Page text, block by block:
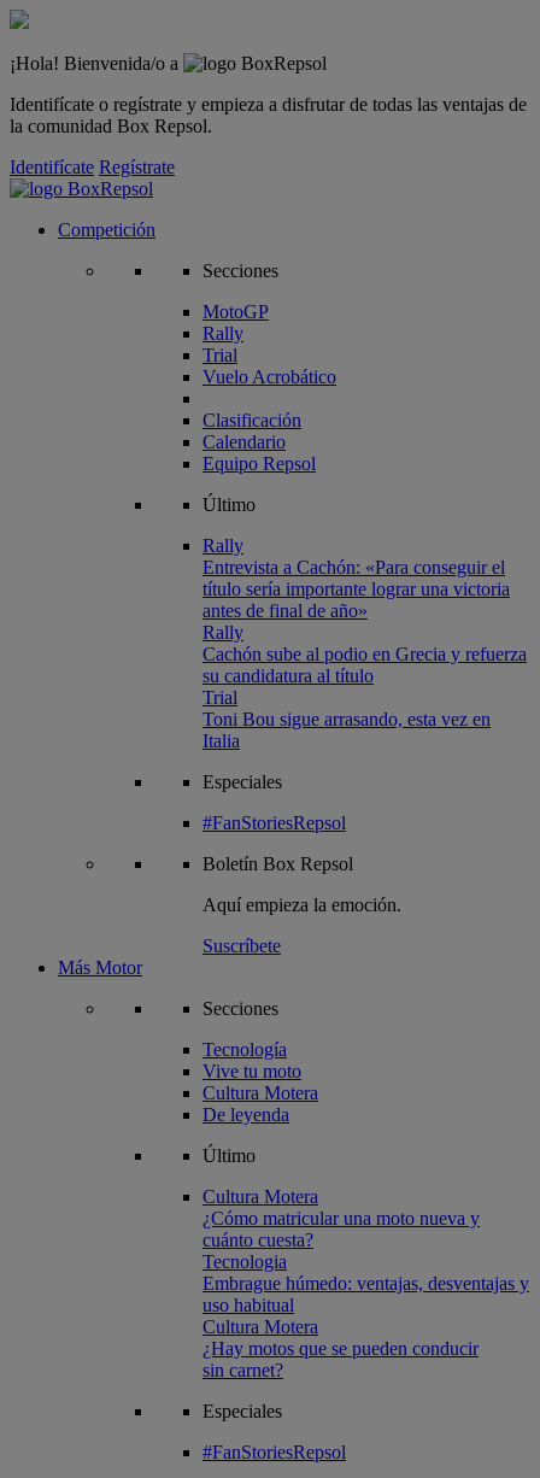
¡Hola! Bienvenida/o a
Identifícate o regístrate y empieza a disfrutar de todas las ventajas de
la comunidad Box Repsol.
Identifícate Regístrate
Competición
Secciones
MotoGP
Rally
Trial
Vuelo Acrobático
Clasificación
Calendario
Equipo Repsol
Último
Rally
Entrevista a Cachón: «Para conseguir el
título sería importante lograr una victoria
antes de final de año»
Rally
Cachón sube al podio en Grecia y refuerza
su candidatura al título
Trial
Toni Bou sigue arrasando, esta vez en
Italia
Especiales
#FanStoriesRepsol
Boletín Box Repsol
Aquí empieza la emoción.
Suscríbete
Más Motor
Secciones
Tecnología
Vive tu moto
Cultura Motera
De leyenda
Último
Cultura Motera
¿Cómo matricular una moto nueva y
cuánto cuesta?
Tecnologia
Embrague húmedo: ventajas, desventajas y
uso habitual
Cultura Motera
¿Hay motos que se pueden conducir
sin carnet?
Especiales
#FanStoriesRepsol